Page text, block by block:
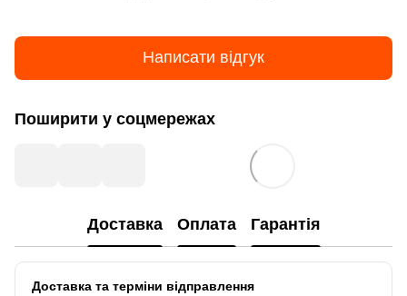
Написати відгук
Поширити у соцмережах
Доставка Оплата Гарантія
Доставка та терміни відправлення